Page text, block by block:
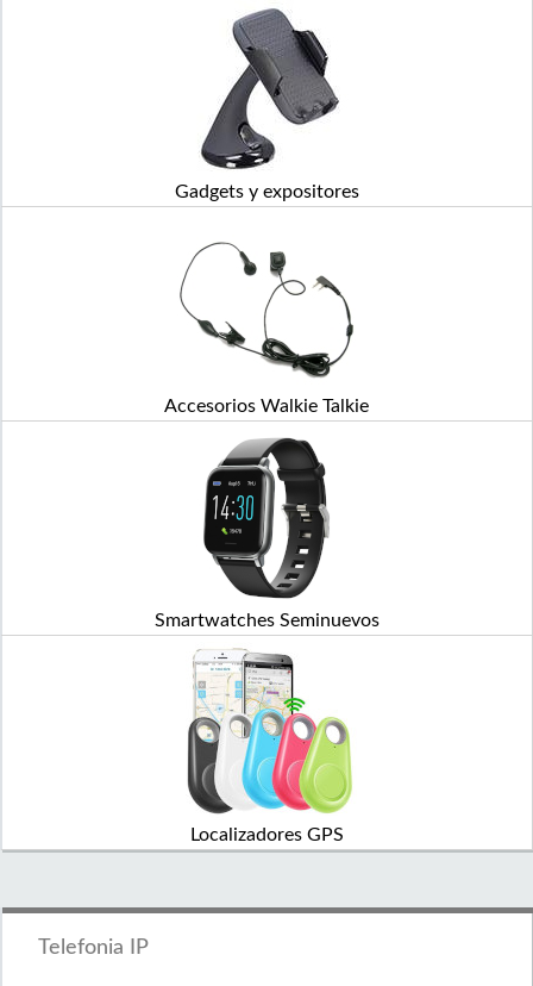
Gadgets y expositores
Accesorios Walkie Talkie
Smartwatches Seminuevos
Localizadores GPS
Telefonia IP